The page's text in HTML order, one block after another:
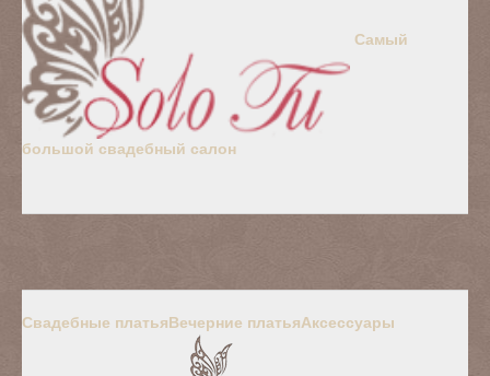
Самый
большой свадебный салон
Свадебные платьяВечерние платьяАксессуары